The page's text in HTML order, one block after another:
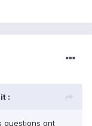
:
questions ont